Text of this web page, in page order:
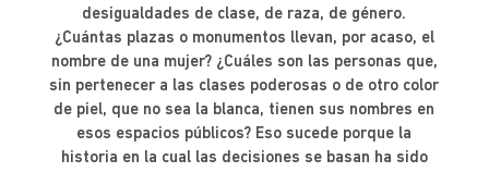
desigualdades de clase, de raza, de género.
¿Cuántas plazas o monumentos llevan, por acaso, el
nombre de una mujer? ¿Cuáles son las personas que,
sin pertenecer a las clases poderosas o de otro color
de piel, que no sea la blanca, tienen sus nombres en
esos espacios públicos? Eso sucede porque la
historia en la cual las decisiones se basan ha sido